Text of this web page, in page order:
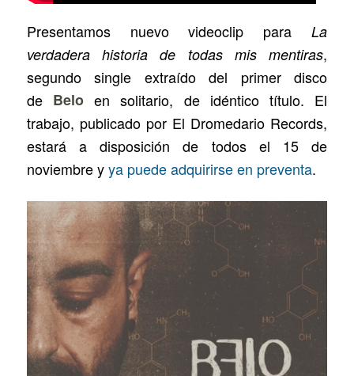
Presentamos nuevo videoclip paraLa
verdadera historia de todas mis mentiras,
segundo single extraído del primer disco
de Beloen solitario, de idéntico título. El
trabajo, publicado por El Dromedario Records,
estará a disposición de todos el 15 de
noviembre yya puede adquirirse en preventa.